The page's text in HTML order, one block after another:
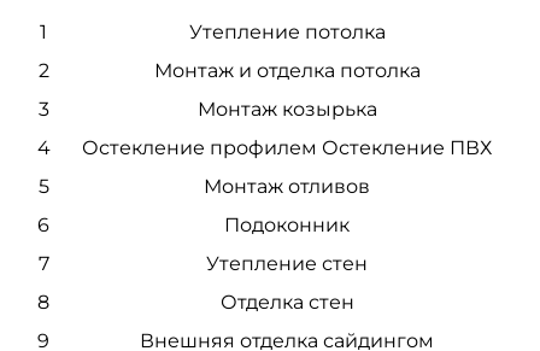
1
Утепление потолка
2
Монтаж и отделка потолка
3
Монтаж козырька
4
Остекление профилем Остекление ПВХ
5
Монтаж отливов
6
Подоконник
7
Утепление стен
8
Отделка стен
9
Внешняя отделка сайдингом